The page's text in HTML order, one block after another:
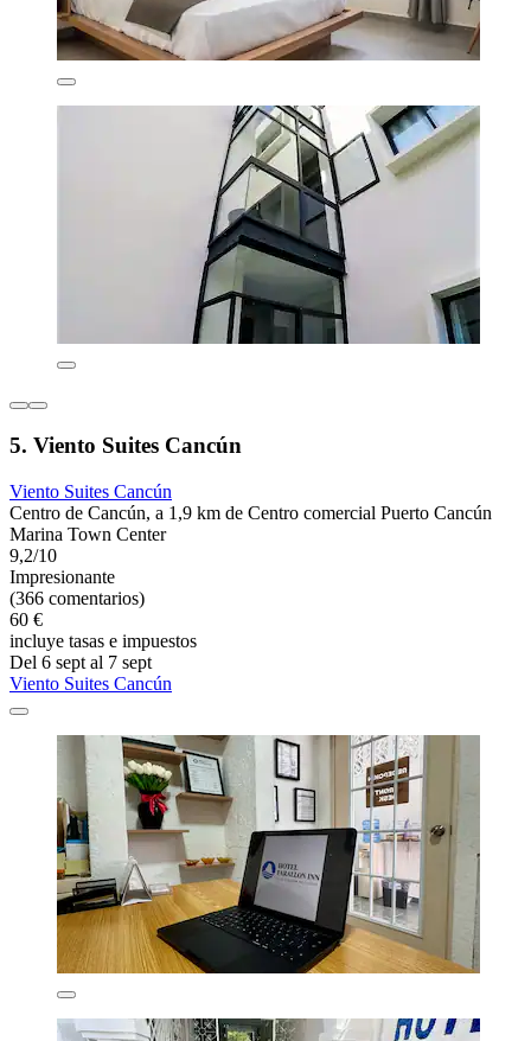
5. Viento Suites Cancún
Viento Suites Cancún
Centro de Cancún, a 1,9 km de Centro comercial Puerto Cancún
Marina Town Center
9,2/10
Impresionante
(366 comentarios)
60 €
incluye tasas e impuestos
Del 6 sept al 7 sept
Viento Suites Cancún